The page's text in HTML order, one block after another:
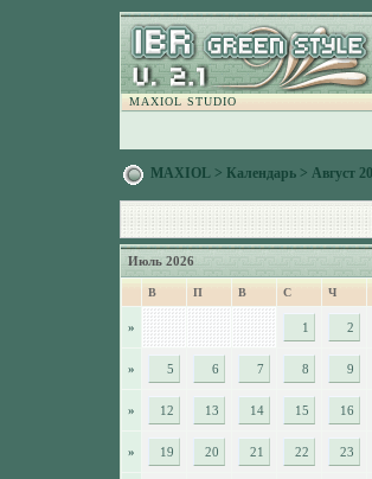
MAXIOL STUDIO
MAXIOL > Календарь> Август
Июль 2026
В П В С Ч
» 1 2
» 5 6 7 8 9
» 12 13 14 15 16
» 19 20 21 22 23